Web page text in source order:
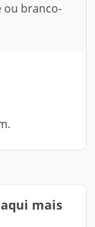
ou branco-
mais